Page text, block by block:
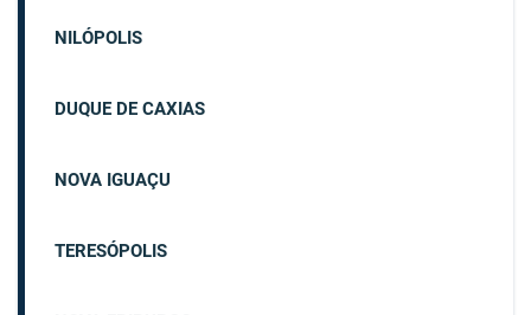
NILÓPOLIS
DUQUE DE CAXIAS
NOVA IGUAÇU
TERESÓPOLIS